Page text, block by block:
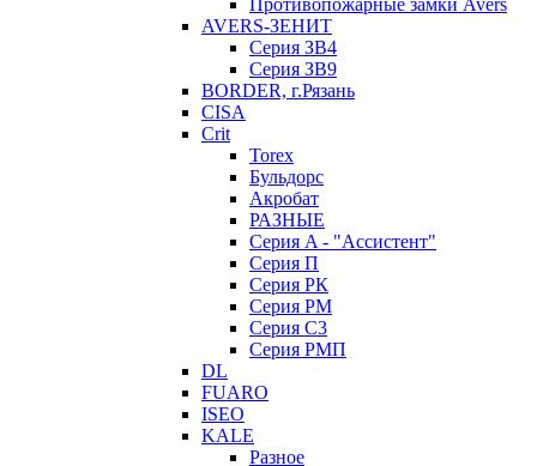
Противопожарные замки Avers
AVERS-ЗЕНИТ
Серия ЗВ4
Серия ЗВ9
BORDER, г.Рязань
CISA
Crit
Torex
Бульдорс
Акробат
РАЗНЫЕ
Серия A - "Ассистент"
Серия П
Серия РК
Серия РМ
Серия С3
Серия РМП
DL
FUARO
ISEO
KALE
Разное